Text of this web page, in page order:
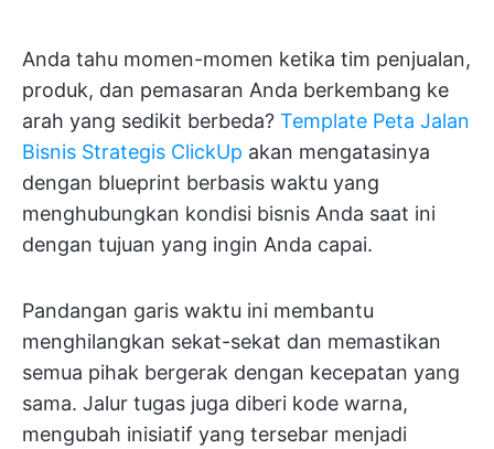
Anda tahu momen-momen ketika tim penjualan,
produk, dan pemasaran Anda berkembang ke
arah yang sedikit berbeda? Template Peta Jalan
Bisnis Strategis ClickUp akan mengatasinya
dengan blueprint berbasis waktu yang
menghubungkan kondisi bisnis Anda saat ini
dengan tujuan yang ingin Anda capai.
Pandangan garis waktu ini membantu
menghilangkan sekat-sekat dan memastikan
semua pihak bergerak dengan kecepatan yang
sama. Jalur tugas juga diberi kode warna,
mengubah inisiatif yang tersebar menjadi